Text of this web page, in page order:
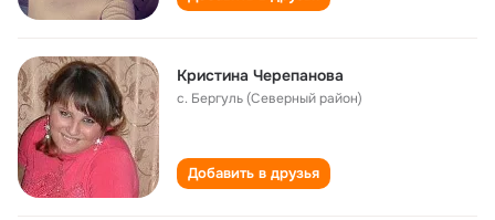
Кристина Черепанова
с. Бергуль (Северный район)
Добавить в друзья